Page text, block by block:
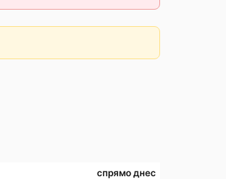
спрямо днес